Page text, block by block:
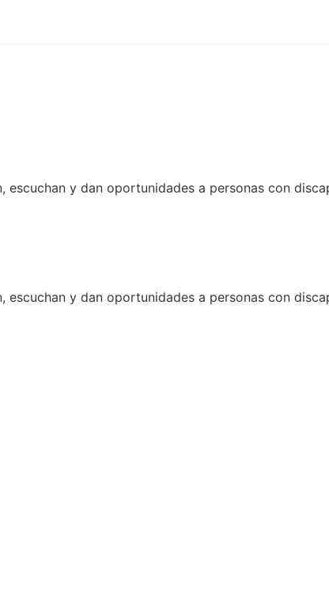
y dan oportunidades a personas con
y dan oportunidades a personas con